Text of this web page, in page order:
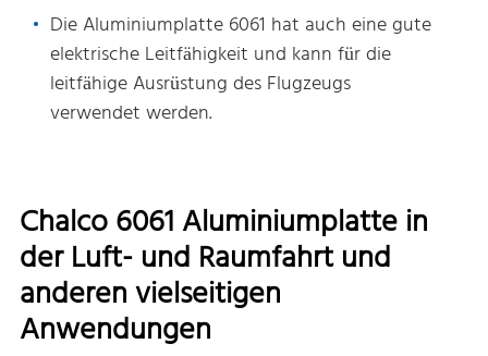
Die Aluminiumplatte 6061 hat auch eine gute
elektrische Leitfähigkeit und kann für die
leitfähige Ausrüstung des Flugzeugs
verwendet werden.
Chalco 6061 Aluminiumplatte in
der Luft- und Raumfahrt und
anderen vielseitigen
Anwendungen